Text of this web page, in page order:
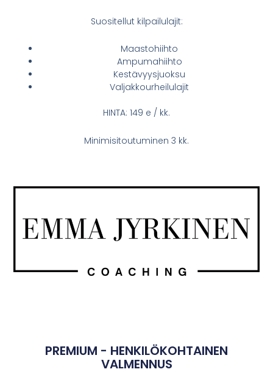
Suositellut kilpailulajit:
Maastohiihto
Ampumahiihto
Kestävyysjuoksu
Valjakkourheilulajit
HINTA: 149 e / kk.
Minimisitoutuminen 3 kk.
PREMIUM - HENKILÖKOHTAINEN
VALMENNUS